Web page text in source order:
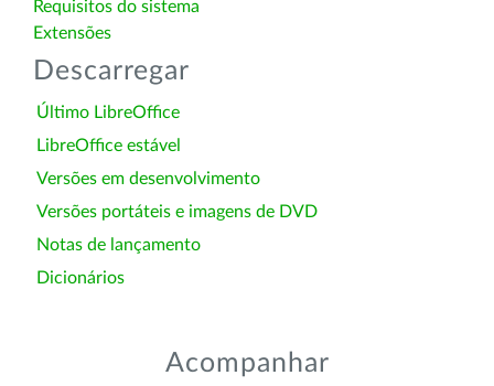
Requisitos do sistema
Extensões
Descarregar
Último LibreOffice
LibreOffice estável
Versões em desenvolvimento
Versões portáteis e imagens de DVD
Notas de lançamento
Dicionários
Acompanhar